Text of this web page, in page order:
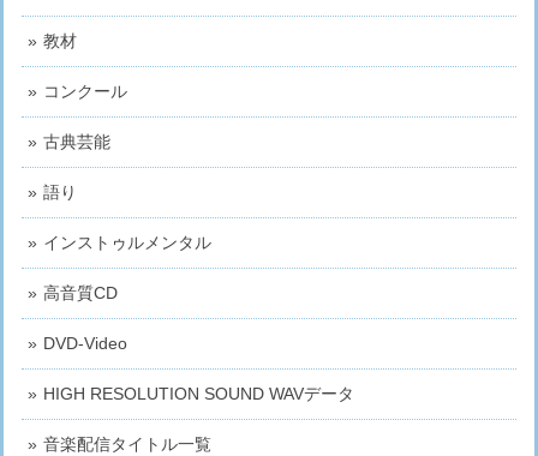
教材
コンクール
古典芸能
語り
インストゥルメンタル
高音質CD
DVD-Video
HIGH RESOLUTION SOUND WAVデータ
音楽配信タイトル一覧